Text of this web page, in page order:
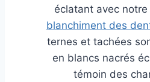
éclatant avec
blanchiment des
ternes et tachées
en blancs nacrés
témoin des